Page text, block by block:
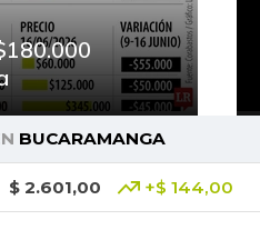
BUCARAMANGA
$ 2.601,00 +$ 144,00